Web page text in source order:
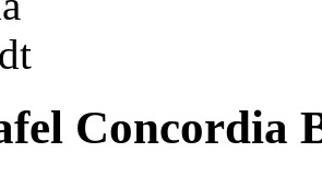
Concordia